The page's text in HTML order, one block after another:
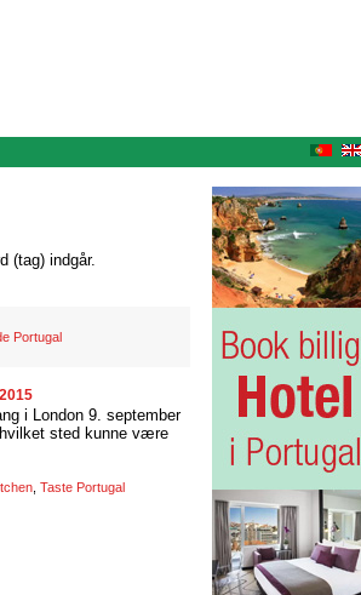
(tag) indgår.
Portugal
i London 9. september
sted kunne være
Taste Portugal